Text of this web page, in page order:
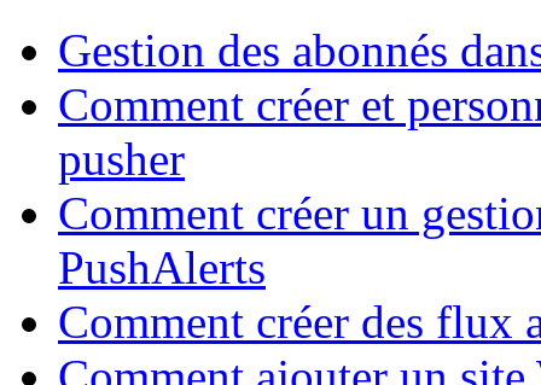
Gestion des abonnés
Comment créer et
pusher
Comment créer un
PushAlerts
Comment créer des flux